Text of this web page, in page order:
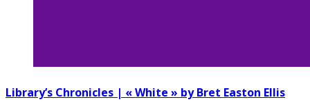
Library’s Chronicles | « White » by Bret Easton Ellis